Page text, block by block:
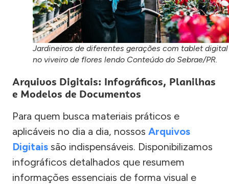
Jardineiros de diferentes gerações com tablet digital
no viveiro de flores lendo Conteúdo do Sebrae/PR.
Arquivos Digitais: Infográficos, Planilhas
e Modelos de Documentos
Para quem busca materiais práticos e
aplicáveis no dia a dia, nossos Arquivos
Digitais são indispensáveis. Disponibilizamos
infográficos detalhados que resumem
informações essenciais de forma visual e